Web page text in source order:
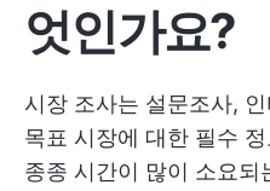
엇인가요?
시장 조사는 설문조사,
목표 시장에 대한 필수
종종 시간이 많이 소요